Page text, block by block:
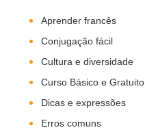
Aprender francês
Conjugação fácil
Cultura e diversidade
Curso Básico e Gratuito
Dicas e expressões
Erros comuns